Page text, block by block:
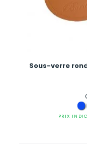
Sous-verre
PRIX